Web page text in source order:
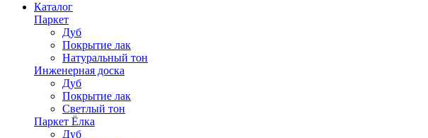
Каталог
Паркет
Дуб
Покрытие лак
Натуральный тон
Инженерная доска
Дуб
Покрытие лак
Светлый тон
Паркет Ёлка
Дуб